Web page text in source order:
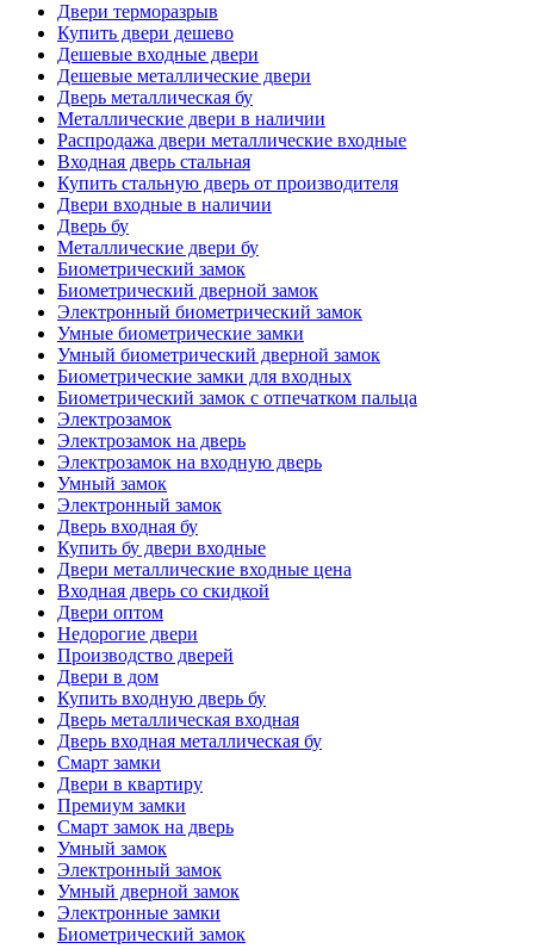
Двери терморазрыв
Купить двери дешево
Дешевые входные двери
Дешевые металлические двери
Дверь металлическая бу
Металлические двери в наличии
Распродажа двери металлические входные
Входная дверь стальная
Купить стальную дверь от производителя
Двери входные в наличии
Дверь бу
Металлические двери бу
Биометрический замок
Биометрический дверной замок
Электронный биометрический замок
Умные биометрические замки
Умный биометрический дверной замок
Биометрические замки для входных
Биометрический замок с отпечатком пальца
Электрозамок
Электрозамок на дверь
Электрозамок на входную дверь
Умный замок
Электронный замок
Дверь входная бу
Купить бу двери входные
Двери металлические входные цена
Входная дверь со скидкой
Двери оптом
Недорогие двери
Производство дверей
Двери в дом
Купить входную дверь бу
Дверь металлическая входная
Дверь входная металлическая бу
Смарт замки
Двери в квартиру
Премиум замки
Смарт замок на дверь
Умный замок
Электронный замок
Умный дверной замок
Электронные замки
Биометрический замок